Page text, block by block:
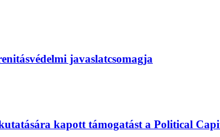
javaslatcsomagja
kapott támogatást a Political